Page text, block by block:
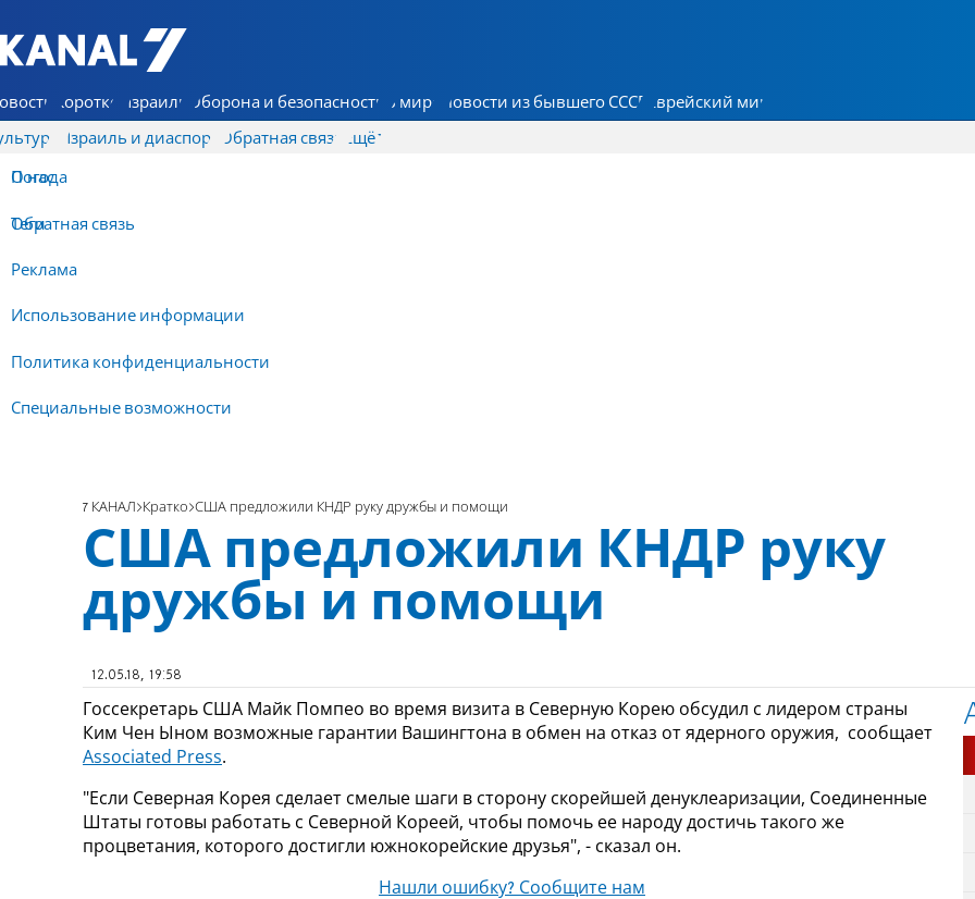
7 КАНАЛ - Аруц Шева
Коротко Израиль Оборона и безопасность В мире Новости из бывшего СССР Еврейский мир
Израиль и диаспора Обратная связь
О нас
Обратная связь
Реклама
Использование информации
Политика конфиденциальности
Специальные возможности
Ещё
Погода
Теги
7 КАНАЛ Кратко США предложили КНДР руку дружбы и помощи
США предложили КНДР руку
дружбы и помощи
12.05.18, 19:58
Госсекретарь США Майк Помпео во время визита в Северную Корею обсудил с лидером страны
Ким Чен Ыном возможные гарантии Вашингтона в обмен на отказ от ядерного оружия, сообщает
Associated Press.
"Если Северная Корея сделает смелые шаги в сторону скорейшей денуклеаризации, Соединенные
Штаты готовы работать с Северной Кореей, чтобы помочь ее народу достичь такого же
процветания, которого достигли южнокорейские друзья", - сказал он.
Нашли ошибку? Сообщите нам